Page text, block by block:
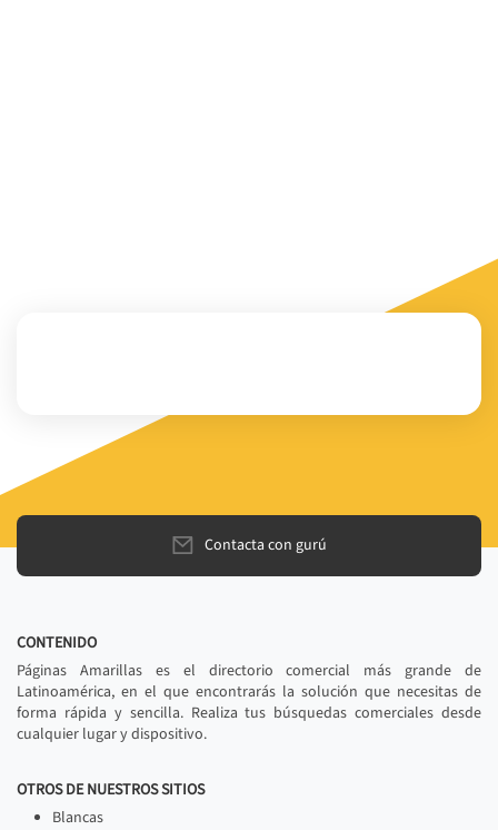
Contacta con gurú
CONTENIDO
Páginas Amarillas es el directorio comercial más grande de
Latinoamérica, en el que encontrarás la solución que necesitas de
forma rápida y sencilla. Realiza tus búsquedas comerciales desde
cualquier lugar y dispositivo.
OTROS DE NUESTROS SITIOS
Blancas